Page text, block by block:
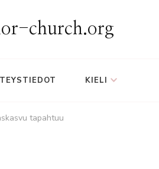
church.org
KIELI
tapahtuu